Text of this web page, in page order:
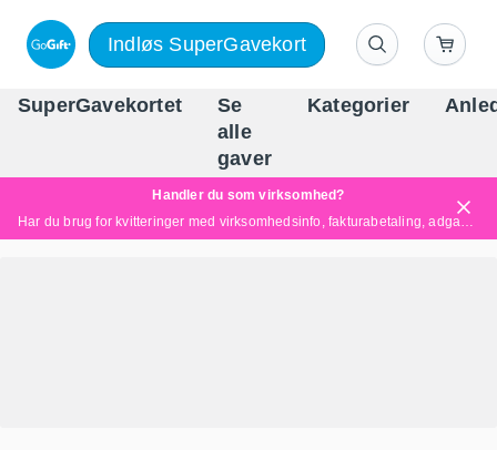
Indløs SuperGavekort
SuperGavekortet
Se
alle
gaver
Kategorier
Handler du som virksomhed?
Har du brug for kvitteringer med virksomhedsinfo, fakturabetaling, adgang for flere brugere eller skræddersyede løsninger?